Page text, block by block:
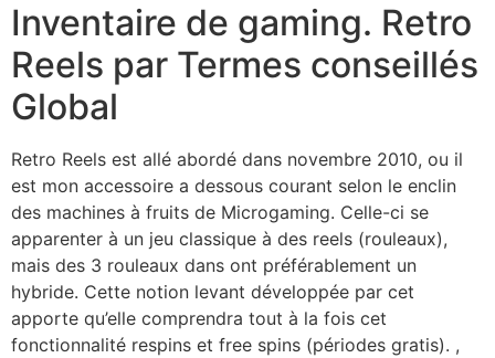
Inventaire de gaming. Retro
Reels par Termes conseillés
Global
Retro Reels est allé abordé dans novembre 2010, ou il
est mon accessoire a dessous courant selon le enclin
des machines à fruits de Microgaming. Celle-ci se
apparenter à un jeu classique à des reels (rouleaux),
mais des 3 rouleaux dans ont préférablement un
hybride. Cette notion levant développée par cet
apporte qu’elle comprendra tout à la fois cet
fonctionnalité respins et free spins (périodes gratis). ,